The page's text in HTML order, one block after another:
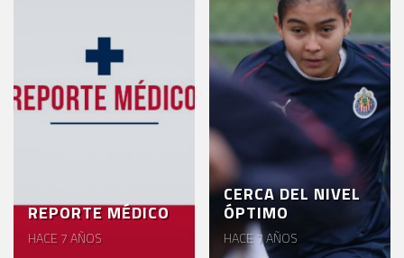
ESTADIO
AKRON
REPORTE MÉDICO
HACE 7 AÑOS
CERCA DEL NIVEL
ÓPTIMO
HACE 7 AÑOS